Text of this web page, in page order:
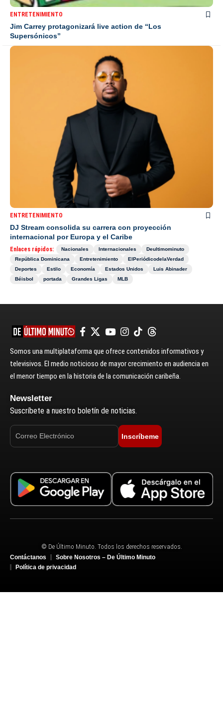
ENTRETENIMIENTO
Jim Carrey protagonizará live action de “Los
Supersónicos”
ENTRETENIMIENTO
DJ Stream consolida su carrera con proyección
internacional por Europa y el Caribe
Enlaces rápidos: Nacionales Internacionales
Deultimominuto
República Dominicana
Entretenimiento
ElPeriódicodelaVerdad
Deportes
Estilo Economía Estados Unidos
Luis Abinader
Béisbol
portada Grandes Ligas MLB
Somos una multiplataforma que ofrece contenidos informativos y
televisivos. El medio noticioso de mayor crecimiento en audiencia en
el menor tiempo en la historia de la comunicación caribeña.
Newsletter
Suscríbete a nuestro boletín de noticias.
Inscríbeme
© De Último Minuto. Todos los derechos reservados.
Contáctanos
Sobre Nosotros – De Último Minuto
Política de privacidad